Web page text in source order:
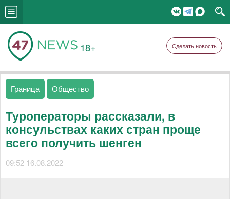
18+ Сделать новость
Граница Общество
Туроператоры рассказали, в
консульствах каких стран проще
всего получить шенген
09:52 16.08.2022